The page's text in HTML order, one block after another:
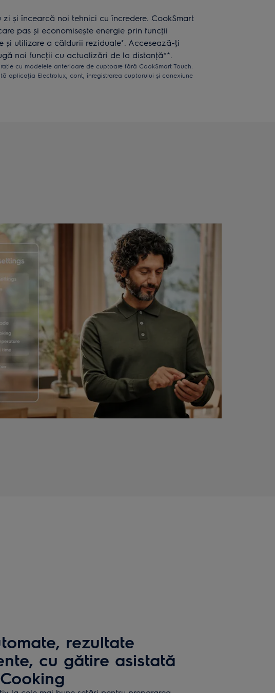
și încearcă noi tehnici cu încredere. CookSmart
pas și economisește energie prin funcţii
și utilizare a căldurii reziduale*. Accesează-ţi
noi funcţii cu actualizări de la distanţă**.
cu modelele anterioare de cuptoare fără CookSmart Touch.
aplicaţia Electrolux, cont, înregistrarea cuptorului și conexiune
rezultate
cu gătire asistată